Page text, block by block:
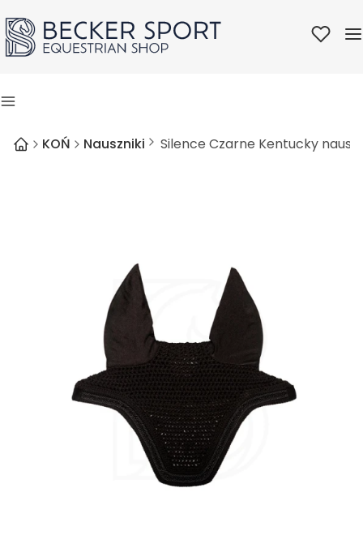
Ulubione
Menu
KOŃ Nauszniki Silence Czarne Kentucky